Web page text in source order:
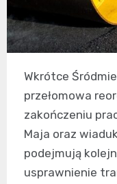
Wkrótce
przełomowa
zakończeniu
Maja oraz
podejmują
usprawnienie